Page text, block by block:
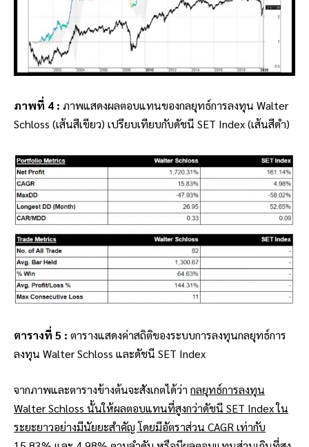
ภาพที่ 4 : ภาพแสดงผลตอบแทนของกลยุทธ์การลงทุน Walter
Schloss (เส้นสีเขียว) เปรียบเทียบกับดัชนี SET Index (เส้นสีดำ)
ตารางที่ 5 : ตารางแสดงค่าสถิติของระบบการลงทุนกลยุทธ์การ
ลงทุน Walter Schloss และดัชนี SET Index
จากภาพและตารางข้างต้นจะสังเกตได้ว่า กลยุทธ์การลงทุน
Walter Schloss นั้นให้ผลตอบแทนที่สูงกว่าดัชนี SET Index ใน
ระยะยาวอย่างมีนัยยะสำคัญ โดยมีอัตราส่วน CAGR เท่ากับ